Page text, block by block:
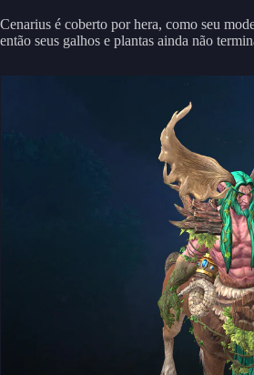
Cenarius é coberto por hera, como seu
então seus galhos e plantas ainda não